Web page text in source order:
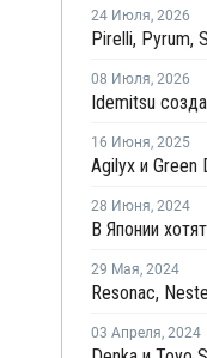
24 Июля, 2026
08 Июля, 2026
16 Июня, 2025
28 Июня, 2024
29 Мая, 2024
03 Апреля, 2024